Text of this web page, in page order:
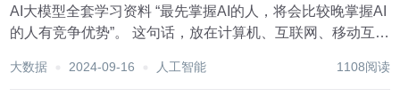
AI大模型全套学习资料 “最先掌握AI的人，将会比较晚掌握AI
的人有竞争优势”。 这句话，放在计算机、互联网、移动互联
十余年里，指导过不少同行后辈。帮助很多人得到了学习和
大数据 2024-09-16 人工智能 1108阅读